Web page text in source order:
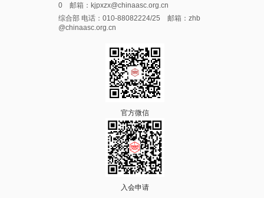
0 邮箱：kjpxzx@chinaasc.org.cn
综合部 电话：010-88082224/25 邮箱：zhb
@chinaasc.org.cn
官方微信
入会申请